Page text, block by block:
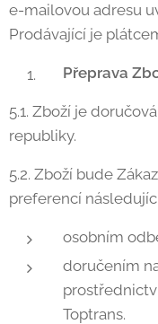
e-mailovou adresu
Prodávající je
Přeprava
5.1. Zboží je
republiky.
5.2. Zboží bude
preferencí
osobním
doručením
Toptrans.